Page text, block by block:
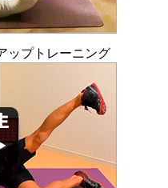
ップトレーニング